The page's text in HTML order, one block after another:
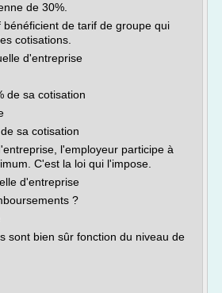
de 30%.
bénéficient de tarif de groupe qui
cotisations.
d'entreprise
de sa cotisation
sa cotisation
l'employeur participe à
C'est la loi qui l'impose.
d'entreprise
?
sont bien sûr fonction du niveau de